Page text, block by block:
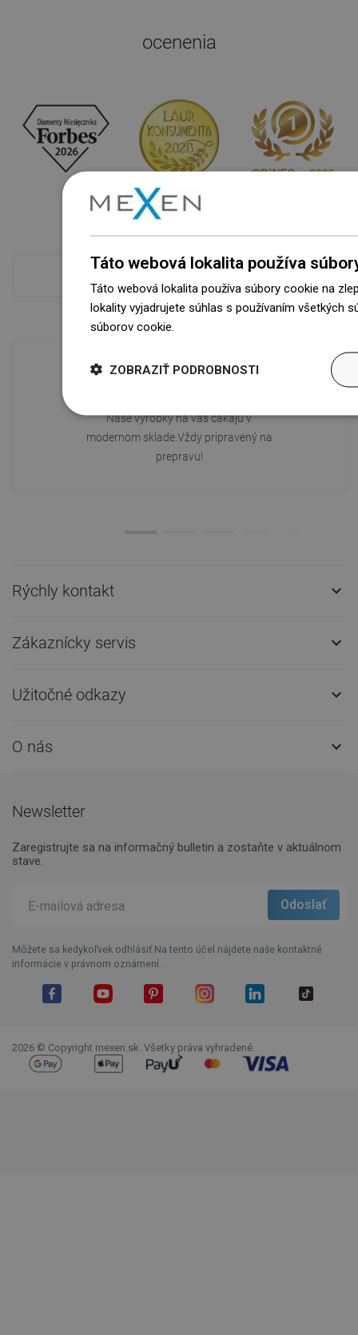
ocenenia
Naše výrobky na vás čakajú v
modernom sklade.Vždy pripravený na
prepravu!
Rýchly kontakt 
Zákaznícky servis 
Užitočné odkazy 
O nás 
Newsletter
Zaregistrujte sa na informačný bulletin a zostaňte v aktuálnom
stave.
Môžete sa kedykoľvek odhlásiť.Na tento účel nájdete naše kontaktné
informácie v právnom oznámení.
2026 © Copyright mexen.sk. Všetky práva vyhradené.
Táto webová lokalita používa
Táto webová lokalita používa súbory cookie na
lokality vyjadrujete súhlas s používaním všetkých
súborov cookie.
ZOBRAZIŤ PODROBNOSTI